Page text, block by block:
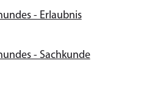
- Erlaubnis
- Sachkunde